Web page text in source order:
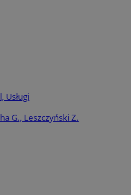
Usługi
G., Leszczyński Z.